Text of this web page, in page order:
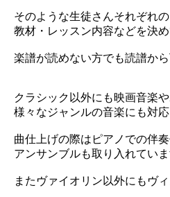
そのような生徒さんそれぞれ
教材・レッスン内容などを決め
楽譜が読めない方でも読譜か
クラシック以外にも映画音楽
様々なジャンルの音楽にも対応
曲仕上げの際はピアノでの伴
アンサンブルも取り入れていま
またヴァイオリン以外にもヴ